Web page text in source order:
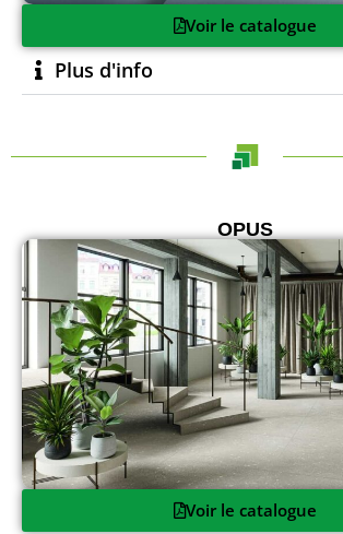
Voir le catalogue
Plus d'info
OPUS
Voir le catalogue